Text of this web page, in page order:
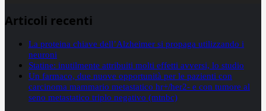
Articoli recenti
La proteina chiave dell’Alzheimer si propaga utilizzando i
neuroni
Statine: inutilmente attribuiti molti effetti avversi, lo studio
Un farmaco, due nuove opportunità per le pazienti con
carcinoma mammario metastatico hr+/her2- e con tumore al
seno metastatico triplo negativo (mtnbc)